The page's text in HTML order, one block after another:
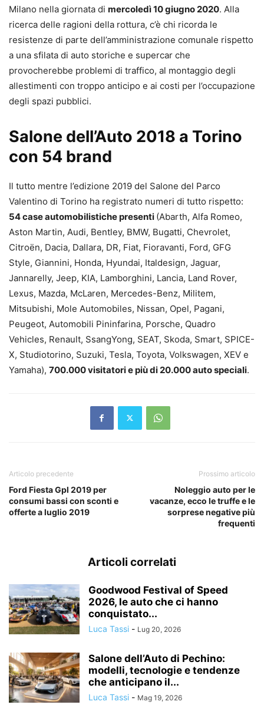
Milano nella giornata di mercoledì 10 giugno 2020. Alla
ricerca delle ragioni della rottura, c’è chi ricorda le
resistenze di parte dell’amministrazione comunale rispetto
a una sfilata di auto storiche e supercar che
provocherebbe problemi di traffico, al montaggio degli
allestimenti con troppo anticipo e ai costi per l’occupazione
degli spazi pubblici.
Salone dell’Auto 2018 a Torino
con 54 brand
Il tutto mentre l’edizione 2019 del Salone del Parco
Valentino di Torino ha registrato numeri di tutto rispetto:
54 case automobilistiche presenti (Abarth, Alfa Romeo,
Aston Martin, Audi, Bentley, BMW, Bugatti, Chevrolet,
Citroën, Dacia, Dallara, DR, Fiat, Fioravanti, Ford, GFG
Style, Giannini, Honda, Hyundai, Italdesign, Jaguar,
Jannarelly, Jeep, KIA, Lamborghini, Lancia, Land Rover,
Lexus, Mazda, McLaren, Mercedes-Benz, Militem,
Mitsubishi, Mole Automobiles, Nissan, Opel, Pagani,
Peugeot, Automobili Pininfarina, Porsche, Quadro
Vehicles, Renault, SsangYong, SEAT, Skoda, Smart, SPICE-
X, Studiotorino, Suzuki, Tesla, Toyota, Volkswagen, XEV e
Yamaha), 700.000 visitatori e più di 20.000 auto speciali.
Articolo precedente
Ford Fiesta Gpl 2019 per
consumi bassi con sconti e
offerte a luglio 2019
Prossimo articolo
Noleggio auto per le
vacanze, ecco le truffe e le
sorprese negative più
frequenti
Articoli correlati
Goodwood Festival of Speed
2026, le auto che ci hanno
conquistato...
Luca Tassi - Lug 20, 2026
Salone dell’Auto di Pechino:
modelli, tecnologie e tendenze
che anticipano il...
Luca Tassi - Mag 19, 2026